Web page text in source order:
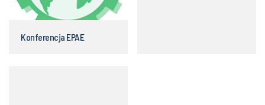
Konferencja EPAE